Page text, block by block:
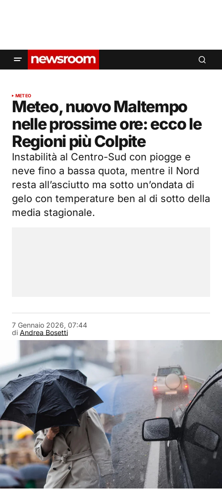
METEO
Meteo, nuovo Maltempo
nelle prossime ore: ecco le
Regioni più Colpite
Instabilità al Centro-Sud con piogge e
neve fino a bassa quota, mentre il Nord
resta all’asciutto ma sotto un’ondata di
gelo con temperature ben al di sotto della
media stagionale.
di Andrea Bosetti
7 Gennaio 2026, 07:44